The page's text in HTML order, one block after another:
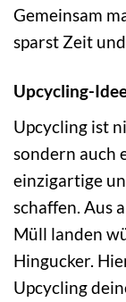
Gemeinsam
sparst Zeit
Upcycling-
Upcycling ist
sondern auch
einzigartige
schaffen. Aus
Müll landen
Hingucker.
Upcycling